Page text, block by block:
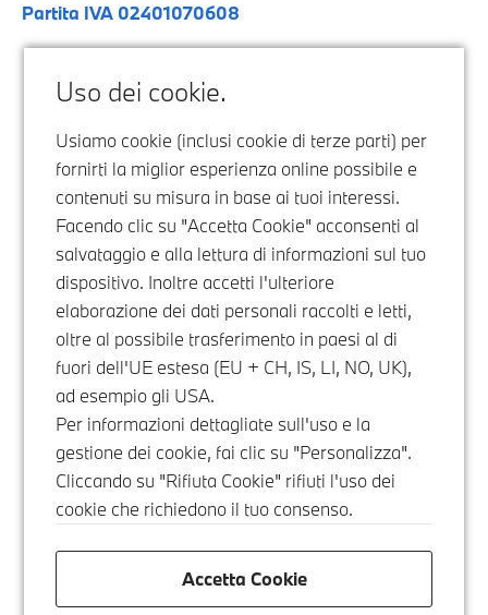
Uso dei cookie.
Usiamo cookie (inclusi cookie di terze parti) per
fornirti la miglior esperienza online possibile e
contenuti su misura in base ai tuoi interessi.
Facendo clic su "Accetta Cookie" acconsenti al
salvataggio e alla lettura di informazioni sul tuo
dispositivo. Inoltre accetti l'ulteriore
elaborazione dei dati personali raccolti e letti,
oltre al possibile trasferimento in paesi al di
fuori dell'UE estesa (EU + CH, IS, LI, NO, UK),
ad esempio gli USA.
Per informazioni dettagliate sull'uso e la
gestione dei cookie, fai clic su "Personalizza".
Cliccando su "Rifiuta Cookie" rifiuti l'uso dei
cookie che richiedono il tuo consenso.
Accetta Cookie
Partita IVA 02401070608